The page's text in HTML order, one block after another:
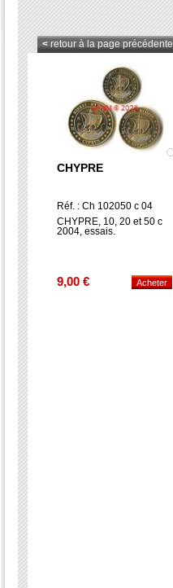
< retour à la page précédente
CHYPRE
Réf. : Ch 102050 c 04
CHYPRE, 10, 20 et 50 c
2004, essais.
9,00 €